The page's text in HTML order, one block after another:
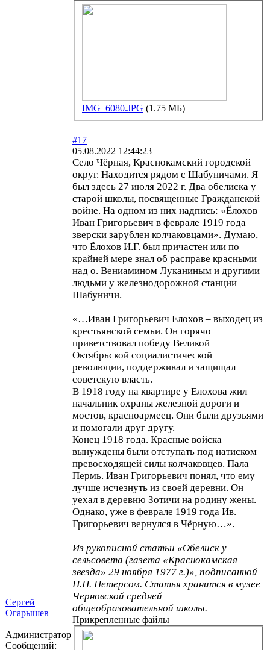
IMG_6080.JPG (1.75 МБ)
Сергей
Огарышев
Администратор
Сообщений:
#17
05.08.2022 12:44:23
Село Чёрная, Краснокамский городской
округ. Находится рядом с Шабуничами. Я
был здесь 27 июля 2022 г. Два обелиска у
старой школы, посвященные Гражданской
войне. На одном из них надпись: «Ёлохов
Иван Григорьевич в феврале 1919 года
зверски зарублен колчаковцами». Думаю,
что Ёлохов И.Г. был причастен или по
крайней мере знал об расправе красными
над о. Вениамином Луканиным и другими
людьми у железнодорожной станции
Шабуничи.
«…Иван Григорьевич Елохов – выходец из
крестьянской семьи. Он горячо
приветствовал победу Великой
Октябрьской социалистической
революции, поддерживал и защищал
советскую власть.
В 1918 году на квартире у Елохова жил
начальник охраны железной дороги и
мостов, красноармеец. Они были друзьями
и помогали друг другу.
Конец 1918 года. Красные войска
вынуждены были отступать под натиском
превосходящей силы колчаковцев. Пала
Пермь. Иван Григорьевич понял, что ему
лучше исчезнуть из своей деревни. Он
уехал в деревню Зотичи на родину жены.
Однако, уже в феврале 1919 года Ив.
Григорьевич вернулся в Чёрную…».
Из рукописной статьи «Обелиск у
сельсовета (газета «Краснокамская
звезда» 29 ноября 1977 г.)», подписанной
П.П. Петерсом. Статья хранится в музее
Черновской средней
общеобразовательной школы.
Прикрепленные файлы